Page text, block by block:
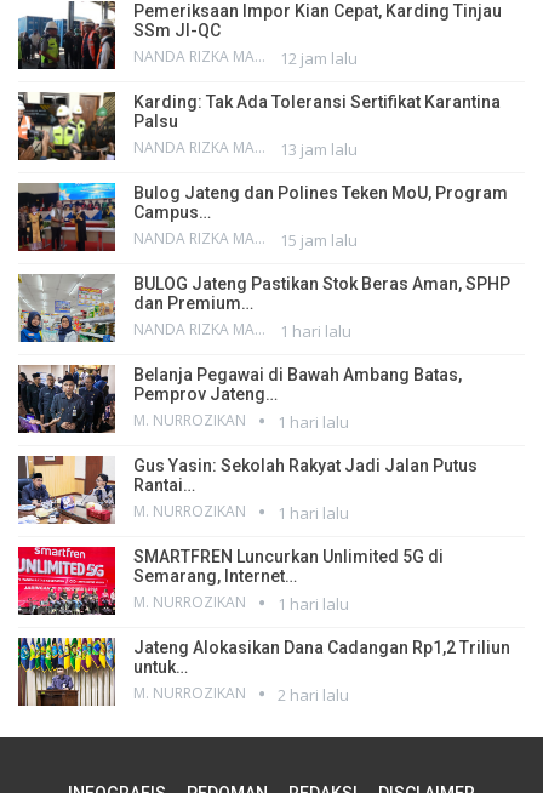
Pemeriksaan Impor Kian Cepat, Karding Tinjau
SSm JI-QC
NANDA RIZKA MAHENDRA 12 jam lalu
Karding: Tak Ada Toleransi Sertifikat Karantina
Palsu
NANDA RIZKA MAHENDRA 13 jam lalu
Bulog Jateng dan Polines Teken MoU, Program
Campus…
NANDA RIZKA MAHENDRA 15 jam lalu
BULOG Jateng Pastikan Stok Beras Aman, SPHP
dan Premium…
NANDA RIZKA MAHENDRA 1 hari lalu
Belanja Pegawai di Bawah Ambang Batas,
Pemprov Jateng…
M. NURROZIKAN 1 hari lalu
Gus Yasin: Sekolah Rakyat Jadi Jalan Putus
Rantai…
M. NURROZIKAN 1 hari lalu
SMARTFREN Luncurkan Unlimited 5G di
Semarang, Internet…
M. NURROZIKAN 1 hari lalu
Jateng Alokasikan Dana Cadangan Rp1,2 Triliun
untuk…
M. NURROZIKAN 2 hari lalu